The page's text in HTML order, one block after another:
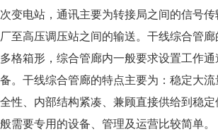
次变电站，通讯主要为转接局之间的信号
厂至高压调压站之间的输送。干线综合管
多格箱形，综合管廊内一般要求设置工作
备。干线综合管廊的特点主要为：稳定大
全性、内部结构紧凑、兼顾直接供给到稳
般需要专用的设备、管理及运营比较简单。